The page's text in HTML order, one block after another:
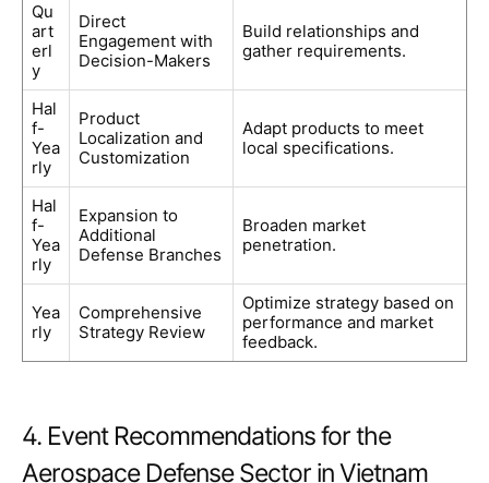
Qu
art
erl
y
Direct
Engagement with
Decision-Makers
Build relationships and
gather requirements.
Hal
f-
Yea
rly
Product
Localization and
Customization
Adapt products to meet
local specifications.
Hal
f-
Yea
rly
Expansion to
Additional
Defense Branches
Broaden market
penetration.
Yea
rly
Comprehensive
Strategy Review
Optimize strategy based on
performance and market
feedback.
4. Event Recommendations for the
Aerospace Defense Sector in Vietnam